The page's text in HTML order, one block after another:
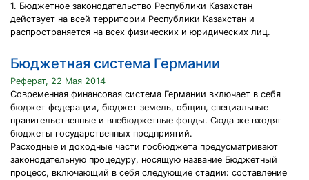
1. Бюджетное законодательство Республики Казахстан
действует на всей территории Республики Казахстан и
распространяется на всех физических и юридических лиц.
Бюджетная система Германии
Реферат, 22 Мая 2014
Современная финансовая система Германии включает в себя
бюджет федерации, бюджет земель, общин, специальные
правительственные и внебюджетные фонды. Сюда же входят
бюджеты государственных предприятий.
Расходные и доходные части госбюджета предусматривают
законодательную процедуру, носящую название Бюджетный
процесс, включающий в себя следующие стадии: составление